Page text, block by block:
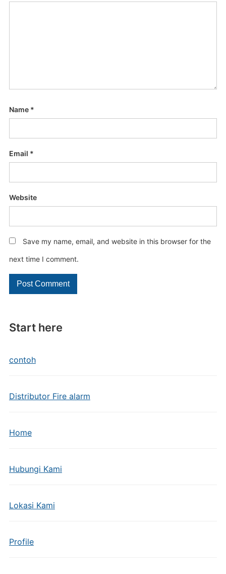
Start here
contoh
Distributor Fire alarm
Home
Hubungi Kami
Lokasi Kami
Profile
Name *
Email *
Website
Save my name, email, and website in this browser for the
next time I comment.